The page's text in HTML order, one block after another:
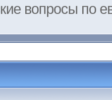
вопросы по